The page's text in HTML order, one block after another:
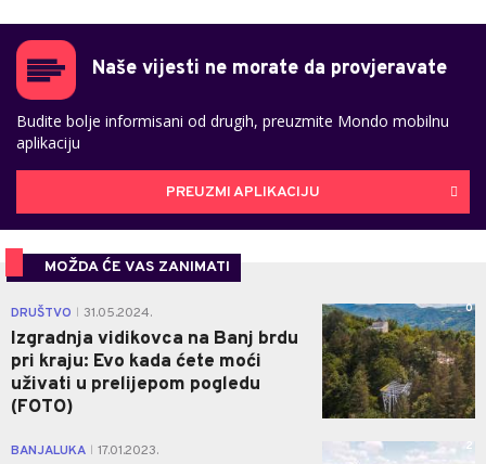
Naše vijesti ne morate da provjeravate
Budite bolje informisani od drugih, preuzmite Mondo mobilnu
aplikaciju
PREUZMI APLIKACIJU
MOŽDA ĆE VAS ZANIMATI
DRUŠTVO 31.05.2024.
Izgradnja vidikovca na Banj brdu
pri kraju: Evo kada ćete moći
uživati u prelijepom pogledu
(FOTO)
0
BANJALUKA 17.01.2023. 2